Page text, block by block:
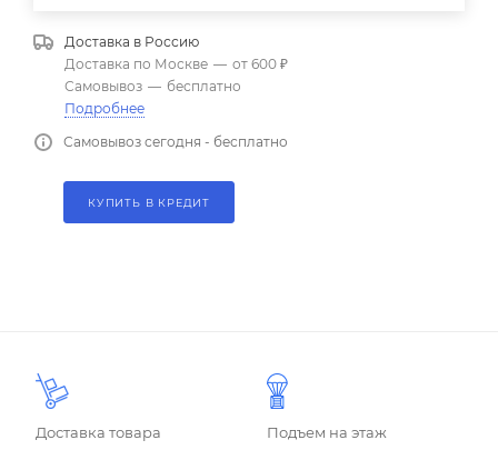
Доставка в Россию
Доставка по Москве — от 600 ₽
Самовывоз — бесплатно
Подробнее
Самовывоз сегодня - бесплатно
КУПИТЬ В КРЕДИТ
Доставка товара Подъем на этаж